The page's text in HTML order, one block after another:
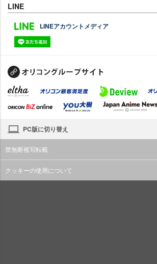
LINE
LINEアカウントメディア
PC版に切り替え
禁無断複写転載
クッキーの使用について